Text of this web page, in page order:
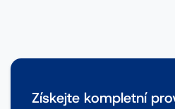
Získejte kompletní